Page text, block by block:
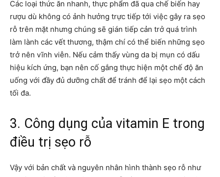
Các loại thức ăn nhanh, thực phẩm đã qua chế biến hay
rượu dù không có ảnh hưởng trực tiếp tới việc gây ra sẹo
rỗ trên mặt nhưng chúng sẽ gián tiếp cản trở quá trình
làm lành các vết thương, thậm chí có thể biến những sẹo
trở nên vĩnh viễn. Nếu cảm thấy vùng da bị mụn có dấu
hiệu kích ứng, bạn nên cố gắng thực hiện một chế độ ăn
uống với đầy đủ dưỡng chất để tránh để lại sẹo một cách
tối đa.
3. Công dụng của vitamin E trong
điều trị sẹo rỗ
Vậy với bản chất và nguyên nhân hình thành sẹo rỗ như